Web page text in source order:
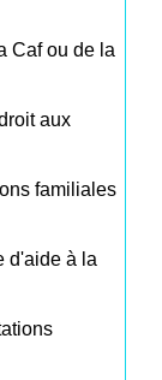
Caf ou de la
aux
familiales
d'aide à la